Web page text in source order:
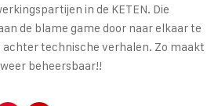
in de KETEN. Die
de blame game door naar elkaar te
technische verhalen. Zo maakt
beheersbaar!!